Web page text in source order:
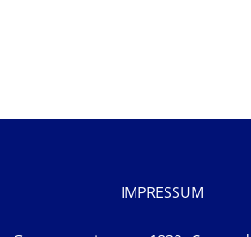
IMPRESSUM